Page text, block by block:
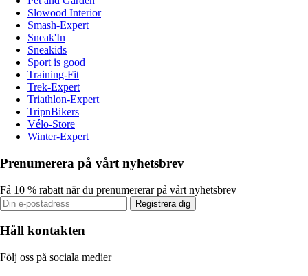
Slowood Interior
Smash-Expert
Sneak'In
Sneakids
Sport is good
Training-Fit
Trek-Expert
Triathlon-Expert
TripnBikers
Vélo-Store
Winter-Expert
Prenumerera på vårt nyhetsbrev
Få 10 % rabatt när du prenumererar på vårt nyhetsbrev
Registrera dig
Håll kontakten
Följ oss på sociala medier